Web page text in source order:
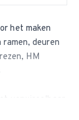
het maken
deuren
, HM
middel van